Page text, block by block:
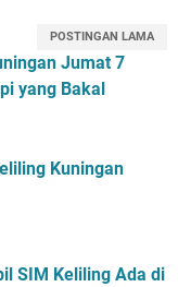
POSTINGAN LAMA
Jumat 7
yang Bakal
Kuningan
SIM Keliling Ada di